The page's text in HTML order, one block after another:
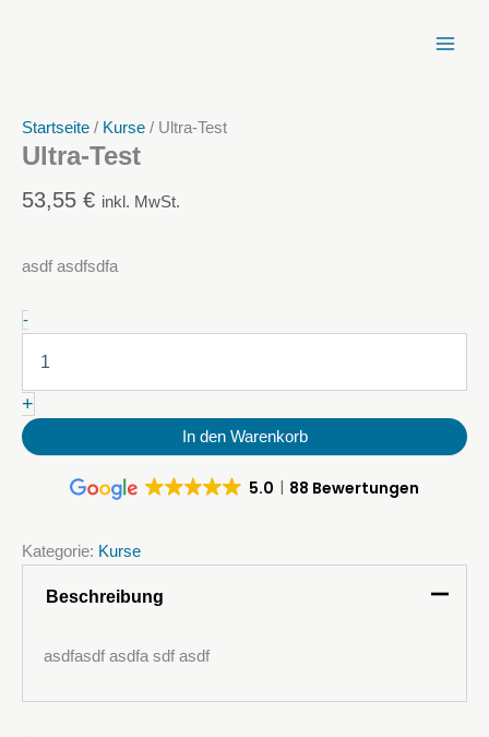
Startseite / Kurse / Ultra-Test
Ultra-Test
53,55 € inkl. MwSt.
asdf asdfsdfa
-Ultra-
Test
Menge
+
In den Warenkorb
5.0 88 Bewertungen
Kategorie: Kurse
Beschreibung
asdfasdf asdfa sdf asdf